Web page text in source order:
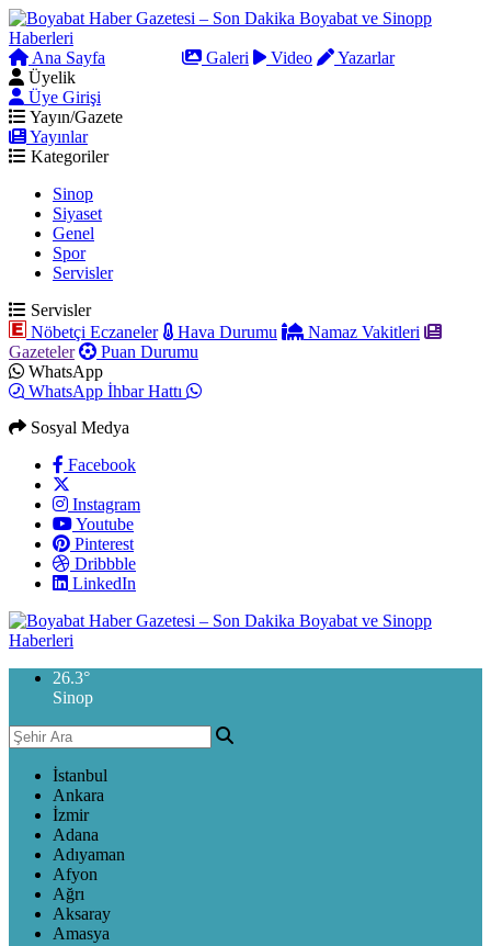
Ana Sayfa Galeri Video
Yazarlar
Üyelik
Üye Girişi
Yayın/Gazete
Yayınlar
Kategoriler
Sinop
Siyaset
Genel
Spor
Servisler
Servisler
Nöbetçi Eczaneler
Hava Durumu
Namaz Vakitleri
Gazeteler
Puan Durumu
WhatsApp
WhatsApp İhbar Hattı
Sosyal Medya
Facebook
Instagram
Youtube
Pinterest
Dribbble
LinkedIn
26.3°
Sinop
İstanbul
Ankara
İzmir
Adana
Adıyaman
Afyon
Ağrı
Aksaray
Amasya